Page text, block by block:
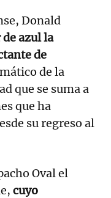
Donald
azul la
de
de la
que se suma a
que ha
su regreso al
Oval el
cuyo